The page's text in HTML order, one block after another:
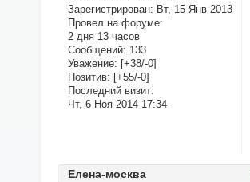
Зарегистрирован: Вт, 15 Янв 2013
Провел на форуме:
2 дня 13 часов
Сообщений: 133
Уважение: [+38/-0]
Позитив: [+55/-0]
Последний визит:
Чт, 6 Ноя 2014 17:34
Елена-москва